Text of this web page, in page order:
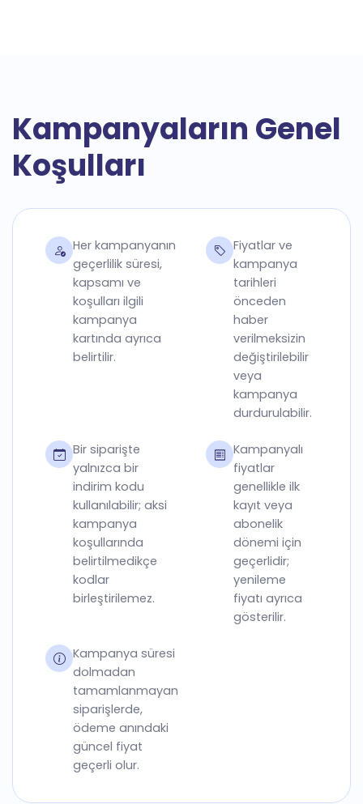
Kampanyaların Genel
Koşulları
Her kampanyanın
geçerlilik süresi,
kapsamı ve
koşulları ilgili
kampanya
kartında ayrıca
belirtilir.
Fiyatlar ve
kampanya
tarihleri
önceden
haber
verilmeksizin
değiştirilebilir
veya
kampanya
durdurulabilir.
Bir siparişte
yalnızca bir
indirim kodu
kullanılabilir; aksi
kampanya
koşullarında
belirtilmedikçe
kodlar
birleştirilemez.
Kampanyalı
fiyatlar
genellikle ilk
kayıt veya
abonelik
dönemi için
geçerlidir;
yenileme
fiyatı ayrıca
gösterilir.
Kampanya süresi
dolmadan
tamamlanmayan
siparişlerde,
ödeme anındaki
güncel fiyat
geçerli olur.